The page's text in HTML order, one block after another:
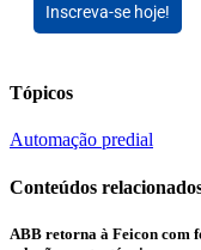
Inscreva-se hoje!
Tópicos
Automação predial
Conteúdos
ABB retorna à Feicon com